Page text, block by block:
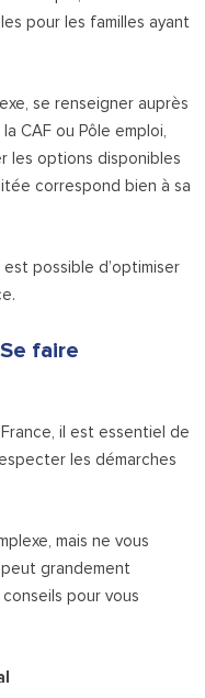
pour les familles ayant
se renseigner auprès
CAF ou Pôle emploi,
les options disponibles
correspond bien à sa
possible d’optimiser
faire
il est essentiel de
les démarches
mais ne vous
grandement
pour vous